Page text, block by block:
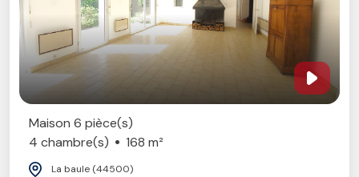
6 pièce(s)
chambre(s)
168 m²
La baule (44500)